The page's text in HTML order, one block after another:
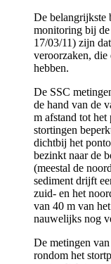
De belangrijkste
monitoring bij de
17/03/11) zijn
veroorzaken,
hebben.
De SSC
de hand van de
m afstand tot
stortingen
dichtbij het
bezinkt naar de
(meestal de
sediment drijft
zuid- en het
van 40 m van
nauwelijks nog
De metingen
rondom het